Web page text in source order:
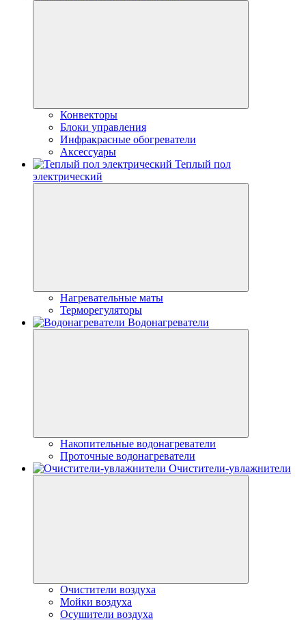
Конвекторы
Блоки управления
Инфракрасные обогреватели
Аксессуары
Теплый пол
электрический
Нагревательные маты
Терморегуляторы
Водонагреватели
Накопительные водонагреватели
Проточные водонагреватели
Очистители-увлажнители
Очистители воздуха
Мойки воздуха
Осушители воздуха